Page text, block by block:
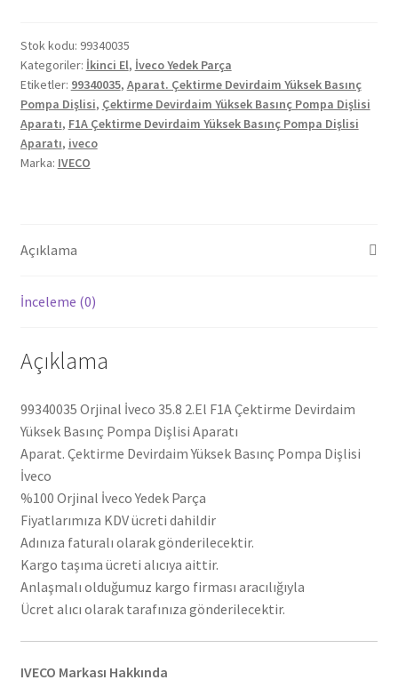
Stok kodu: 99340035
Kategoriler: İkinci El, İveco Yedek Parça
Etiketler: 99340035, Aparat. Çektirme Devirdaim Yüksek Basınç
Pompa Dişlisi, Çektirme Devirdaim Yüksek Basınç Pompa Dişlisi
Aparatı, F1A Çektirme Devirdaim Yüksek Basınç Pompa Dişlisi
Aparatı, iveco
Marka: IVECO
Açıklama
İnceleme (0)
Açıklama
99340035 Orjinal İveco 35.8 2.El F1A Çektirme Devirdaim
Yüksek Basınç Pompa Dişlisi Aparatı
Aparat. Çektirme Devirdaim Yüksek Basınç Pompa Dişlisi
İveco
%100 Orjinal İveco Yedek Parça
Fiyatlarımıza KDV ücreti dahildir
Adınıza faturalı olarak gönderilecektir.
Kargo taşıma ücreti alıcıya aittir.
Anlaşmalı olduğumuz kargo firması aracılığıyla
Ücret alıcı olarak tarafınıza gönderilecektir.
IVECO Markası Hakkında